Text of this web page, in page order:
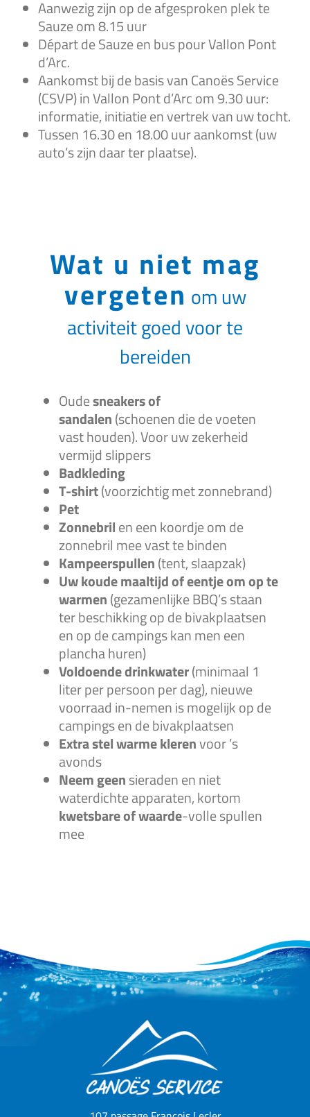
Aanwezig zijn op de afgesproken plek te
Sauze om 8.15 uur
Départ de Sauze en bus pour Vallon Pont
d’Arc.
Aankomst bij de basis van Canoës Service
(CSVP) in Vallon Pont d’Arc om 9.30 uur:
informatie, initiatie en vertrek van uw tocht.
Tussen 16.30 en 18.00 uur aankomst (uw
auto’s zijn daar ter plaatse).
Wat u niet mag
vergeten om uw
activiteit goed voor te
bereiden
Oudesneakers of
sandalen(schoenen die de voeten
vast houden). Voor uw zekerheid
vermijd slippers
Badkleding
T-shirt(voorzichtig met zonnebrand)
Pet
Zonnebrilen een koordje om de
zonnebril mee vast te binden
Kampeerspullen(tent, slaapzak)
Uw koude maaltijd of eentje om op te
warmen(gezamenlijke BBQ’s staan
ter beschikking op de bivakplaatsen
en op de campings kan men een
plancha huren)
Voldoende drinkwater(minimaal 1
liter per persoon per dag), nieuwe
voorraad in-nemen is mogelijk op de
campings en de bivakplaatsen
Extra stel warme klerenvoor ’s
avonds
Neem geensieraden en niet
waterdichte apparaten, kortom
kwetsbare of waarde-volle spullen
mee